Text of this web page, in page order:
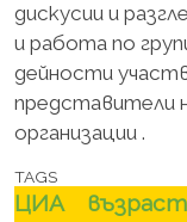
дискусии и
и работа по
дейности
представители
организации .
TAGS
ЦИА